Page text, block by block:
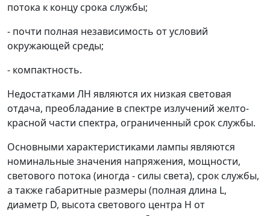
потока к концу срока службы;
- почти полная независимость от условий
окружающей среды;
- компактность.
Недостатками ЛН являются их низкая световая
отдача, преобладание в спектре излучений желто-
красной части спектра, ограниченный срок службы.
Основными характеристиками лампы являются
номинальные значения напряжения, мощности,
светового потока (иногда - силы света), срок службы,
а также габаритные размеры (полная длина L,
диаметр D, высота светового центра Н от